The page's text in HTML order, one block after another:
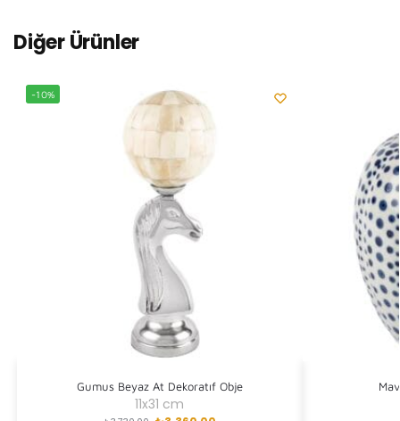
Diğer Ürünler
-10%
Gumus Beyaz At Dekoratıf Obje
11x31 cm